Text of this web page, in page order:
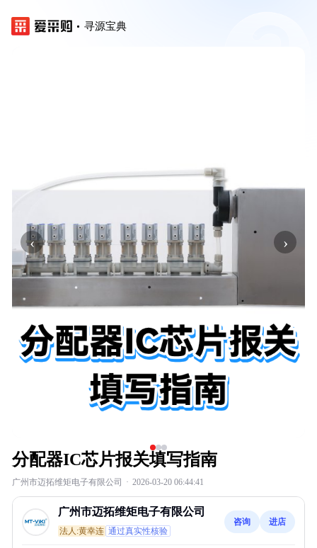
寻源宝典
‹ ›
分配器IC芯片报关填写指南
广州市迈拓维矩电子有限公司 · 2026-03-20 06:44:41
广州市迈拓维矩电子有限公司
法人:黄幸连 通过真实性核验
咨询 进店